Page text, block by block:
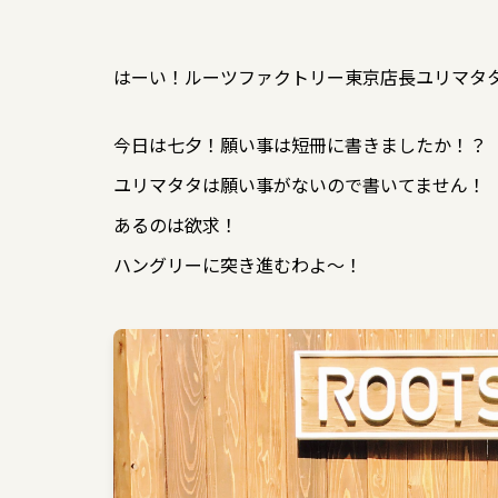
はーい！ルーツファクトリー東京店長ユリマタ
今日は七夕！願い事は短冊に書きましたか！？
ユリマタタは願い事がないので書いてません！
あるのは欲求！
ハングリーに突き進むわよ〜！